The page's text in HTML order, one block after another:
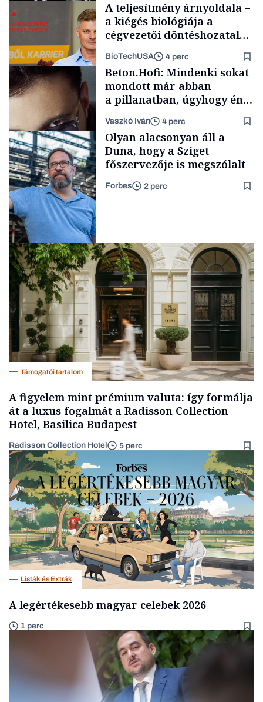
Politika
Content Lab HUB
A teljesítmény árnyoldala –
a kiégés biológiája a
cégvezetői döntéshozatal
BioTechUSA 4 perc
Forbes-sztori
Beton.Hofi: Mindenki sokat
mondott már abban
a pillanatban, úgyhogy én
a legsarkosabb
gondolataimat akartam
kimondani
Vaszkó Iván 4 perc
Társadalom
Olyan alacsonyan áll a
Duna, hogy a Sziget
főszervezője is megszólalt
Forbes 2 perc
Támogatói tartalom
A figyelem mint prémium valuta: így formálja
át a luxus fogalmát a Radisson Collection
Hotel, Basilica Budapest
Radisson Collection Hotel 5 perc
Listák és Extrák
A legértékesebb magyar celebek 2026
1 perc